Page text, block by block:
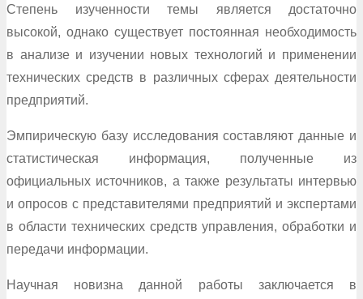
Степень изученности темы является достаточно
высокой, однако существует постоянная необходимость
в анализе и изучении новых технологий и применении
технических средств в различных сферах деятельности
предприятий.
Эмпирическую базу исследования составляют данные и
статистическая информация, полученные из
официальных источников, а также результаты интервью
и опросов с представителями предприятий и экспертами
в области технических средств управления, обработки и
передачи информации.
Научная новизна данной работы заключается в